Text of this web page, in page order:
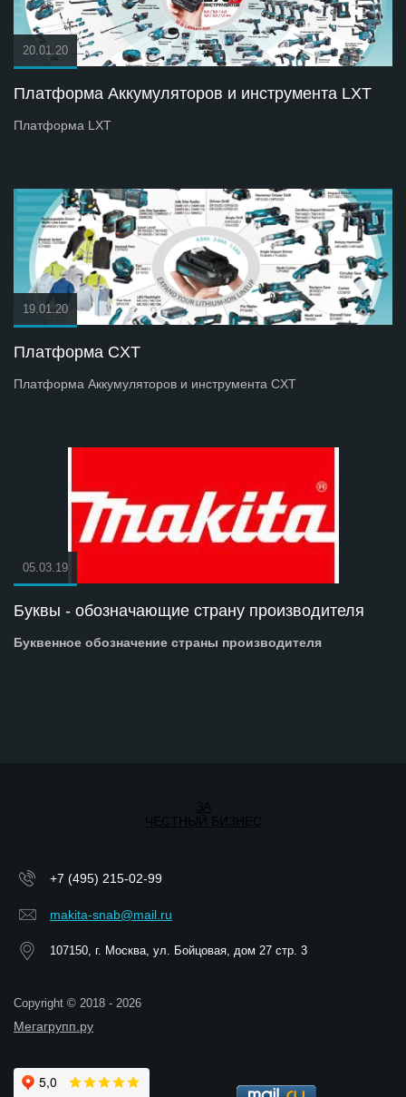
20.01.20
Платформа Аккумуляторов и инструмента LXT
Платформа LXT
19.01.20
Платформа СXT
Платформа Аккумуляторов и инструмента СXT
05.03.19
Буквы - обозначающие страну производителя
Буквенное обозначение страны производителя
+7 (495) 215-02-99
makita-snab@mail.ru
107150, г. Москва, ул. Бойцовая, дом 27 стр. 3
Copyright © 2018 - 2026
Мегагрупп.ру
ЗА
ЧЕСТНЫЙ БИЗНЕС